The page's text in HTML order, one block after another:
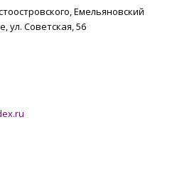
Емельяновский
ул. Советская, 56